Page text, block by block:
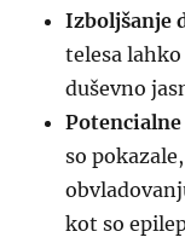
Izboljšanje
telesa
duševno
so
kot so